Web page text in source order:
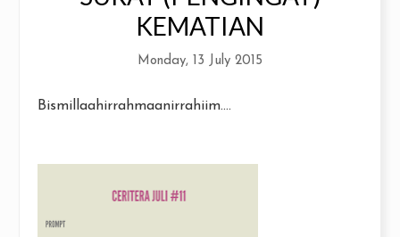
KEMATIAN
Monday, 13 July 2015
Bismillaahirrahmaanirrahiim....